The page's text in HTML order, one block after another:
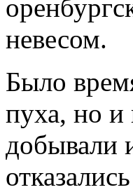
невесом.
Было
пуха, но и
добывали